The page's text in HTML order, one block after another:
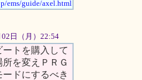
ems/guide/axel.html
日（月）22:54
トを購入して
を変えＰＲＧ
ドにするべき